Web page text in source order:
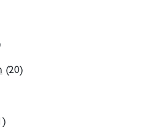
(20)